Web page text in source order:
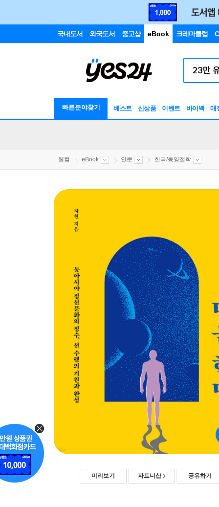
국내도서 외국도서 중고샵 eBook 크레마클럽
빠른분야찾기 베스트 신상품 이벤트 바이백 매
웰컴 eBook 인문 한국/동양철학
미리보기 파트너샵 공유하기